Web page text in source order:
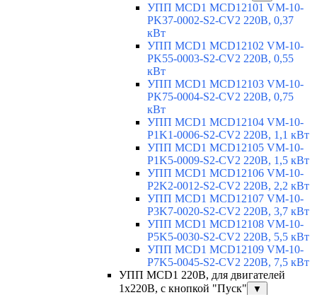
УПП MCD1 MCD12101 VM-10-
PK37-0002-S2-CV2 220В, 0,37
кВт
УПП MCD1 MCD12102 VM-10-
PK55-0003-S2-CV2 220В, 0,55
кВт
УПП MCD1 MCD12103 VM-10-
PK75-0004-S2-CV2 220В, 0,75
кВт
УПП MCD1 MCD12104 VM-10-
P1K1-0006-S2-CV2 220В, 1,1 кВт
УПП MCD1 MCD12105 VM-10-
P1K5-0009-S2-CV2 220В, 1,5 кВт
УПП MCD1 MCD12106 VM-10-
P2K2-0012-S2-CV2 220В, 2,2 кВт
УПП MCD1 MCD12107 VM-10-
P3K7-0020-S2-CV2 220В, 3,7 кВт
УПП MCD1 MCD12108 VM-10-
P5K5-0030-S2-CV2 220В, 5,5 кВт
УПП MCD1 MCD12109 VM-10-
P7K5-0045-S2-CV2 220В, 7,5 кВт
УПП MCD1 220В, для двигателей
1х220В, с кнопкой "Пуск"
▼